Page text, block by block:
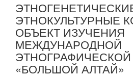
ЭТНОКУЛЬТУРНЫЕ
ОБЪЕКТ ИЗУЧЕНИЯ
МЕЖДУНАРОДНОЙ
«БОЛЬШОЙ АЛТАЙ»